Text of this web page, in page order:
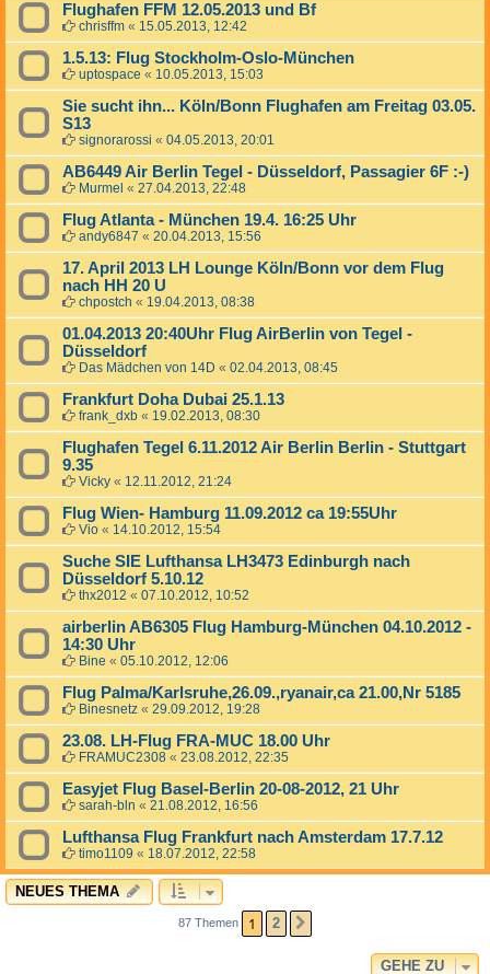
Flughafen FFM 12.05.2013 und Bf
chrisffm « 15.05.2013, 12:42
1.5.13: Flug Stockholm-Oslo-München
uptospace « 10.05.2013, 15:03
Sie sucht ihn... Köln/Bonn Flughafen am Freitag 03.05.
S13
signorarossi « 04.05.2013, 20:01
AB6449 Air Berlin Tegel - Düsseldorf, Passagier 6F :-)
Murmel « 27.04.2013, 22:48
Flug Atlanta - München 19.4. 16:25 Uhr
andy6847 « 20.04.2013, 15:56
17. April 2013 LH Lounge Köln/Bonn vor dem Flug
nach HH 20 U
chpostch « 19.04.2013, 08:38
01.04.2013 20:40Uhr Flug AirBerlin von Tegel -
Düsseldorf
Das Mädchen von 14D « 02.04.2013, 08:45
Frankfurt Doha Dubai 25.1.13
frank_dxb « 19.02.2013, 08:30
Flughafen Tegel 6.11.2012 Air Berlin Berlin - Stuttgart
9.35
Vicky « 12.11.2012, 21:24
Flug Wien- Hamburg 11.09.2012 ca 19:55Uhr
Vio « 14.10.2012, 15:54
Suche SIE Lufthansa LH3473 Edinburgh nach
Düsseldorf 5.10.12
thx2012 « 07.10.2012, 10:52
airberlin AB6305 Flug Hamburg-München 04.10.2012 -
14:30 Uhr
Bine « 05.10.2012, 12:06
Flug Palma/Karlsruhe,26.09.,ryanair,ca 21.00,Nr 5185
Binesnetz « 29.09.2012, 19:28
23.08. LH-Flug FRA-MUC 18.00 Uhr
FRAMUC2308 « 23.08.2012, 22:35
Easyjet Flug Basel-Berlin 20-08-2012, 21 Uhr
sarah-bln « 21.08.2012, 16:56
Lufthansa Flug Frankfurt nach Amsterdam 17.7.12
timo1109 « 18.07.2012, 22:58
NEUES THEMA
87 Themen 1 2
GEHE ZU